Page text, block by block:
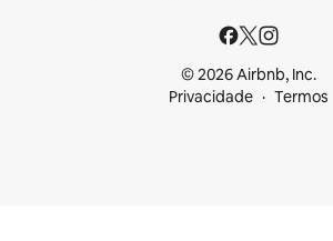
© 2026 Airbnb, Inc.
Privacidade
Termos